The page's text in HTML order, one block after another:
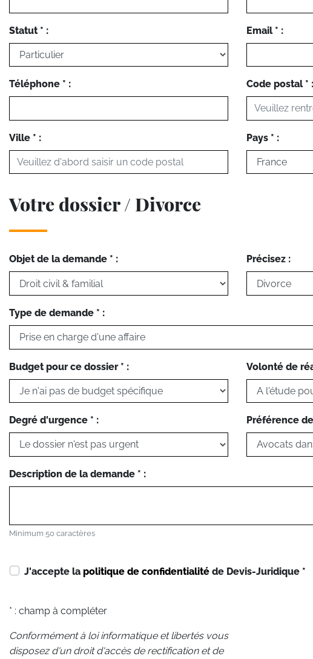
Statut * : Email * :
Téléphone * : Code postal * :
Ville * : Pays * :
Votre dossier / Divorce
Objet de la demande * : Précisez :
Type de demande * :
Budget pour ce dossier * : Volonté de
Degré d'urgence * : Préférence
Description de la demande * :
Minimum 50 caractères
J'accepte la politique de confidentialité de Devis-Juridique *
* : champ à compléter
Conformément à loi informatique et libertés vous
disposez d'un droit d'accès de rectification et de